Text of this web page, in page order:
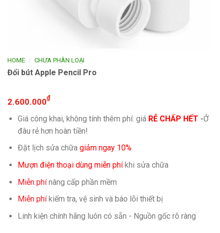
HOME / CHƯA PHÂN LOẠI
Đổi bút Apple Pencil Pro
2.600.000₫
Giá công khai, không tính thêm phí: giá RẺ CHẤP HẾT -Ở
đâu rẻ hơn hoàn tiền!
Đặt lịch sửa chữa giảm ngay 10%
Mượn điện thoại dùng miễn phíkhi sửa chữa
Miễn phínâng cấp phần mềm
Miễn phíkiếm tra, vệ sinh và báo lỗi thiết bị
Linh kiện chính hãng luôn có sẵn - Nguồn gốc rõ ràng